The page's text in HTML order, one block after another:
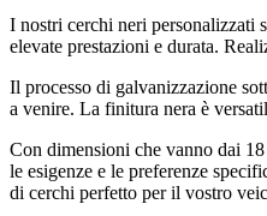
I nostri cerchi neri personalizzati
elevate prestazioni e durata.
Il processo di galvanizzazione
a venire. La finitura nera è
Con dimensioni che vanno dai
le esigenze e le preferenze
di cerchi perfetto per il vostro